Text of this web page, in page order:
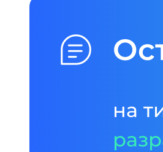
на